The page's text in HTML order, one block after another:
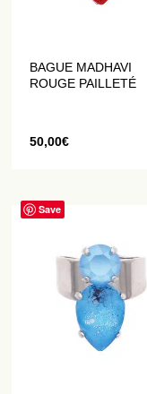
BAGUE MADHAVI
ROUGE PAILLETÉ
50,00€
Save